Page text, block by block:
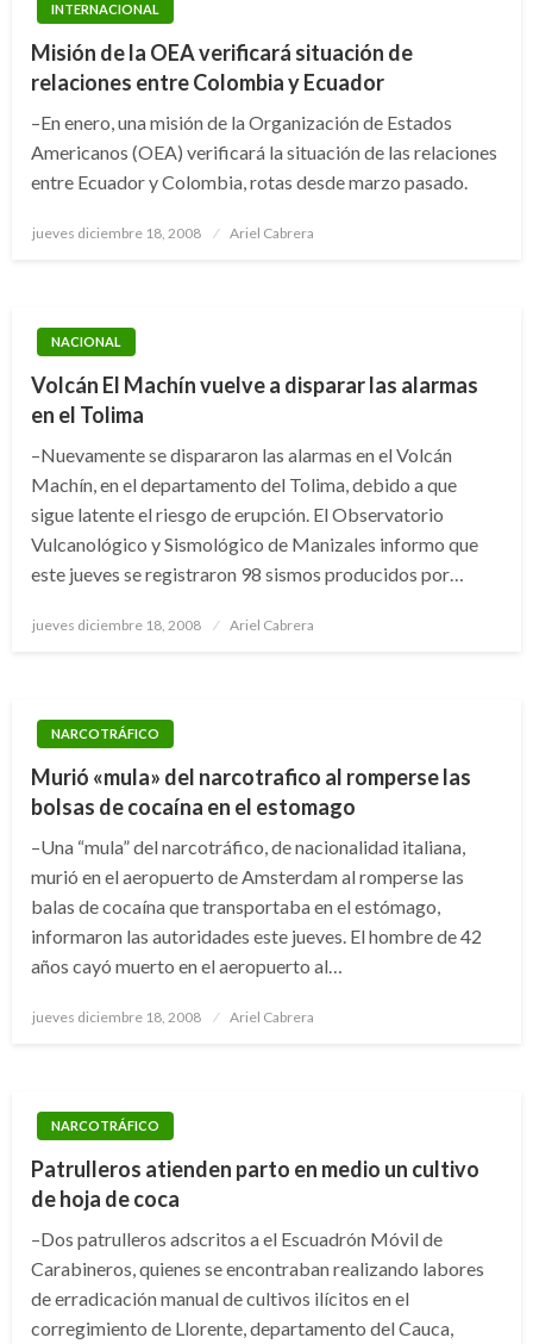
INTERNACIONAL
Misión de la OEA verificará situación de
relaciones entre Colombia y Ecuador
–En enero, una misión de la Organización de Estados
Americanos (OEA) verificará la situación de las relaciones
entre Ecuador y Colombia, rotas desde marzo pasado.
Publicado
jueves diciembre 18, 2008 Ariel Cabrera
NACIONAL
Volcán El Machín vuelve a disparar las alarmas
en el Tolima
–Nuevamente se dispararon las alarmas en el Volcán
Machín, en el departamento del Tolima, debido a que
sigue latente el riesgo de erupción. El Observatorio
Vulcanológico y Sismológico de Manizales informo que
este jueves se registraron 98 sismos producidos por…
Publicado
jueves diciembre 18, 2008 Ariel Cabrera
NARCOTRÁFICO
Murió «mula» del narcotrafico al romperse las
bolsas de cocaína en el estomago
–Una “mula” del narcotráfico, de nacionalidad italiana,
murió en el aeropuerto de Amsterdam al romperse las
balas de cocaína que transportaba en el estómago,
informaron las autoridades este jueves. El hombre de 42
años cayó muerto en el aeropuerto al…
Publicado
jueves diciembre 18, 2008 Ariel Cabrera
NARCOTRÁFICO
Patrulleros atienden parto en medio un cultivo
de hoja de coca
–Dos patrulleros adscritos a el Escuadrón Móvil de
Carabineros, quienes se encontraban realizando labores
de erradicación manual de cultivos ilícitos en el
corregimiento de Llorente, departamento del Cauca,